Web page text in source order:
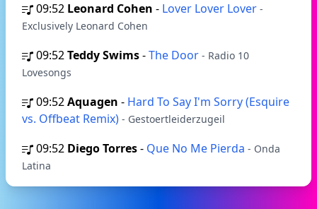
09:52 Leonard Cohen - Lover Lover Lover -
Exclusively Leonard Cohen
09:52Teddy Swims-The Door - Radio 10
Lovesongs
09:52Aquagen - Hard To Say I'm Sorry (Esquire
vs. Offbeat Remix) - Gestoertleiderzugeil
09:52 Diego Torres- Que No Me Pierda - Onda
Latina